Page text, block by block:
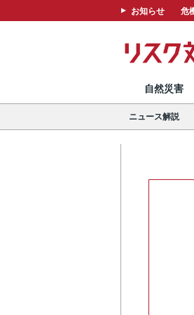
お知らせ 危
自然災害
ニュース解説